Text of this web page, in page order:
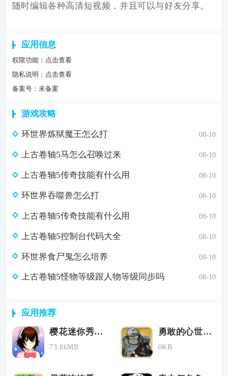
随时编辑各种高清短视频，并且可以与好友分享。
应用信息
权限功能： 点击查看
隐私说明： 点击查看
备案号：未备案
游戏攻略
环世界炼狱魔王怎么打 08-10
上古卷轴5马怎么召唤过来 08-10
上古卷轴5传奇技能有什么用 08-10
环世界吞噬兽怎么打 08-10
上古卷轴5传奇技能有什么用 08-10
上古卷轴5控制台代码大全 08-10
环世界食尸鬼怎么培养 08-10
上古卷轴5怪物等级跟人物等级同步吗 08-10
应用推荐
樱花迷你秀游戏官方版手机下载
73.86MB
勇敢的心世界大战安卓中文版下载
0KB